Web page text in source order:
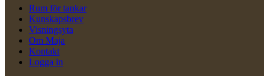
Rum för tankar
Kunskapsbrev
Visningsyta
Om Maja
Kontakt
Logga in